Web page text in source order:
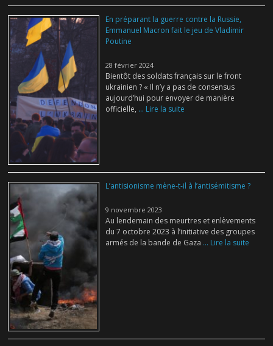
En préparant la guerre contre la Russie,
Emmanuel Macron fait le jeu de Vladimir
Poutine
28 février 2024
Bientôt des soldats français sur le front
ukrainien ? « Il n’y a pas de consensus
aujourd’hui pour envoyer de manière
officielle, ... Lire la suite
L’antisionisme mène-t-il à l’antisémitisme ?
9 novembre 2023
Au lendemain des meurtres et enlèvements
du 7 octobre 2023 à l’initiative des groupes
armés de la bande de Gaza ... Lire la suite